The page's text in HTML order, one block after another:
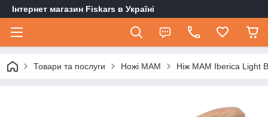
Інтернет магазин Fiskars в Україні
Товари та послуги Ножі MAM Ніж MAM Iberica Light